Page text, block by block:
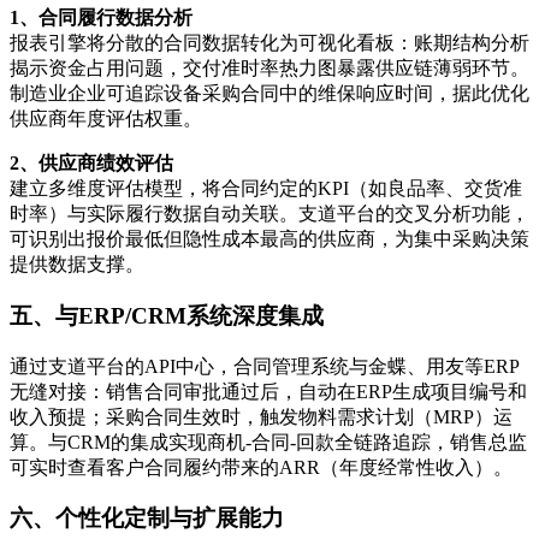
1、合同履行数据分析
报表引擎将分散的合同数据转化为可视化看板：账期结构分析
揭示资金占用问题，交付准时率热力图暴露供应链薄弱环节。
制造业企业可追踪设备采购合同中的维保响应时间，据此优化
供应商年度评估权重。
2、供应商绩效评估
建立多维度评估模型，将合同约定的KPI（如良品率、交货准
时率）与实际履行数据自动关联。支道平台的交叉分析功能，
可识别出报价最低但隐性成本最高的供应商，为集中采购决策
提供数据支撑。
五、与ERP/CRM系统深度集成
通过支道平台的API中心，合同管理系统与金蝶、用友等ERP
无缝对接：销售合同审批通过后，自动在ERP生成项目编号和
收入预提；采购合同生效时，触发物料需求计划（MRP）运
算。与CRM的集成实现商机-合同-回款全链路追踪，销售总监
可实时查看客户合同履约带来的ARR（年度经常性收入）。
六、个性化定制与扩展能力